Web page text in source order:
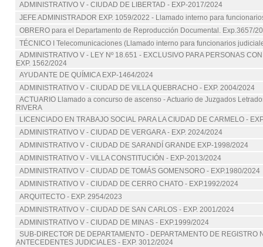
ADMINISTRATIVO V - CIUDAD DE LIBERTAD - EXP-2017/2024
JEFE ADMINISTRADOR EXP. 1059/2022 - Llamado interno para
OBRERO para el Departamento de Reproducción Documental. Exp.3657/
TÉCNICO I Telecomunicaciones (Llamado interno para funcionarios
ADMINISTRATIVO V - LEY Nº 18.651 - EXCLUSIVO PARA PERSONAS
EXP. 1562/2024
AYUDANTE DE QUÍMICA EXP-1464/2024
ADMINISTRATIVO V - CIUDAD DE VILLA QUEBRACHO - EXP. 2004/2024
ACTUARIO Llamado a concurso de ascenso - Actuario de Juzgados
RIVERA
LICENCIADO EN TRABAJO SOCIAL PARA LA CIUDAD DE CARMELO -
ADMINISTRATIVO V - CIUDAD DE VERGARA - EXP. 2024/2024
ADMINISTRATIVO V - CIUDAD DE SARANDÍ GRANDE EXP-1998/2024
ADMINISTRATIVO V - VILLA CONSTITUCIÓN - EXP-2013/2024
ADMINISTRATIVO V - CIUDAD DE TOMÁS GOMENSORO - EXP.1980/2024
ADMINISTRATIVO V - CIUDAD DE CERRO CHATO - EXP.1992/2024
ARQUITECTO - EXP. 2954/2023
ADMINISTRATIVO V - CIUDAD DE SAN CARLOS - EXP. 2001/2024
ADMINISTRATIVO V - CIUDAD DE MINAS - EXP.1999/2024
SUB-DIRECTOR DE DEPARTAMENTO - DEPARTAMENTO DE REGISTRO
ANTECEDENTES JUDICIALES - EXP. 3012/2024